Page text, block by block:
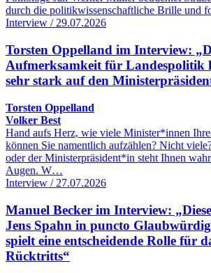
durch die politikwissenschaftliche Brille und
Interview / 29.07.2026
Torsten Oppelland im Interview:
Aufmerksamkeit für Landespolitik
sehr stark auf den
Torsten Oppelland
Volker Best
Hand aufs Herz, wie viele Minister*innen
können Sie namentlich aufzählen? Nicht
oder der Ministerpräsident*in steht Ihnen
Augen. W…
Interview / 27.07.2026
Manuel Becker im Interview:
Jens Spahn in puncto
spielt eine entscheidende Rolle für
Rücktritts“